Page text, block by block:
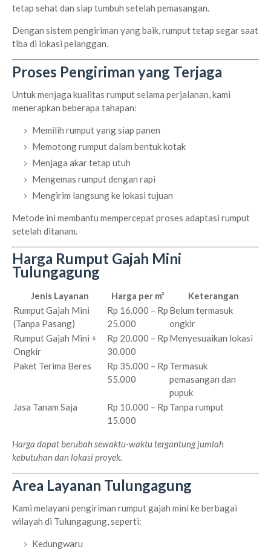
tetap sehat dan siap tumbuh setelah pemasangan.
Dengan sistem pengiriman yang baik, rumput tetap segar saat
tiba di lokasi pelanggan.
Proses Pengiriman yang Terjaga
Untuk menjaga kualitas rumput selama perjalanan, kami
menerapkan beberapa tahapan:
Memilih rumput yang siap panen
Memotong rumput dalam bentuk kotak
Menjaga akar tetap utuh
Mengemas rumput dengan rapi
Mengirim langsung ke lokasi tujuan
Metode ini membantu mempercepat proses adaptasi rumput
setelah ditanam.
Harga Rumput Gajah Mini
Tulungagung
Jenis Layanan Harga per m²
Keterangan
Rumput Gajah Mini
(Tanpa Pasang)
Rp 16.000 – Rp
25.000
Belum termasuk
ongkir
Rumput Gajah Mini +
Ongkir
Rp 20.000 – Rp
30.000
Menyesuaikan lokasi
Paket Terima Beres
Rp 35.000 – Rp
55.000
Termasuk
pemasangan dan
pupuk
Jasa Tanam Saja
Rp 10.000 – Rp
15.000
Tanpa rumput
Harga dapat berubah sewaktu-waktu tergantung jumlah
kebutuhan dan lokasi proyek.
Area Layanan Tulungagung
Kami melayani pengiriman rumput gajah mini ke berbagai
wilayah di Tulungagung, seperti:
Kedungwaru